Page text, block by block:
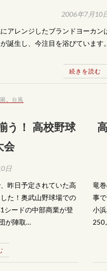
2006年7月10
アレンジしたブランドヨーカ
誕生し、今注目を浴びていま
続きを読む
台風
う！ 高校野球
会
日
昨日予定されていた高
た！奥武山野球場での
シードの中部商業が登
が陣取…
竜
事
小
250